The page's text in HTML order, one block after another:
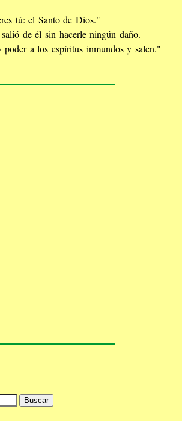
tú: el Santo de Dios."
de él sin hacerle ningún daño.
poder a los espíritus inmundos y salen."